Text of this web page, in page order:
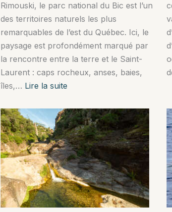
Rimouski, le parc national du Bic est l’un
des territoires naturels les plus
remarquables de l’est du Québec. Ici, le
paysage est profondément marqué par
la rencontre entre la terre et le Saint-
Laurent : caps rocheux, anses, baies,
îles,… Lire la suite:
du
Parc
national
du
Bic,
joyau
du
Saint-